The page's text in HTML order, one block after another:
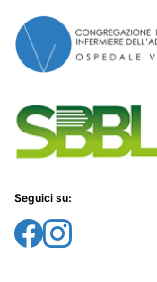
Seguici su: